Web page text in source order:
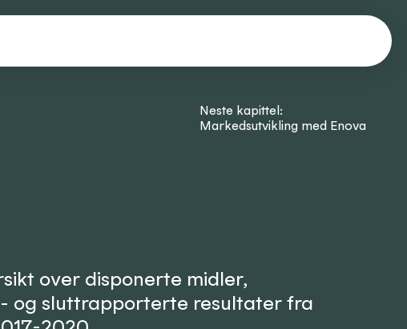
Neste kapittel:
Markedsutvikling med Enova
over disponerte midler,
og sluttrapporterte resultater fra